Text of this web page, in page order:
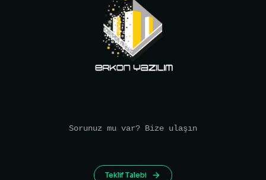
Sorunuz mu var? Bize ulaşın
Teklif Talebi